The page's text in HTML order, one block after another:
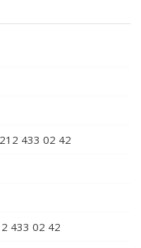
433 02 42
433 02 42